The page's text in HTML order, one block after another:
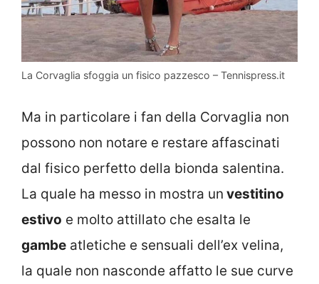
La Corvaglia sfoggia un fisico pazzesco – Tennispress.it
Ma in particolare i fan della Corvaglia non
possono non notare e restare affascinati
dal fisico perfetto della bionda salentina.
La quale ha messo in mostra un vestitino
estivo e molto attillato che esalta le
gambe atletiche e sensuali dell’ex velina,
la quale non nasconde affatto le sue curve